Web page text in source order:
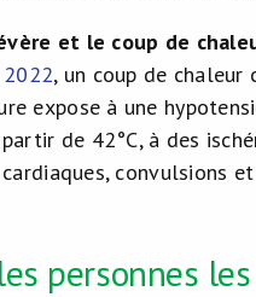
et le coup de
, un coup de chaleur
expose à une
de 42°C, à des
convulsions
personnes